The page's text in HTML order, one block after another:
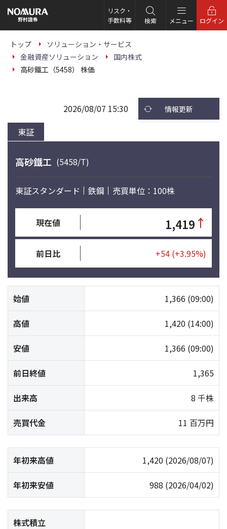
の
ー
リスク・
手数料等
検索 メニュー ログイン
トップ
ソリューション・サービス
金融資産ソリューション
国内株式
高砂鐵工（5458） 株価
東証
2026/08/07 15:30 情報更新
高砂鐵工 (5458/T)
東証スタンダード 鉄鋼 売買単位：100株
現在値 1,419 ↑
前日比 +54 (+3.95%)
始値 1,366 (09:00)
高値 1,420 (14:00)
安値 1,366 (09:00)
前日終値 1,365
出来高 8 千株
売買代金 11 百万円
年初来高値 1,420 (2026/08/07)
年初来安値 988 (2026/04/02)
株式積立